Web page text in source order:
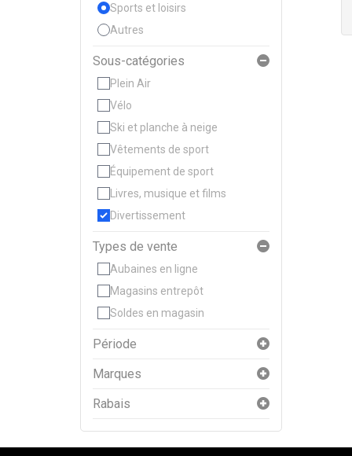
Sports et loisirs
Autres
Sous-catégories
Plein Air
Vélo
Ski et planche à neige
Vêtements de sport
Équipement de sport
Livres, musique et films
Divertissement
Types de vente
Aubaines en ligne
Magasins entrepôt
Soldes en magasin
Période
Marques
Rabais